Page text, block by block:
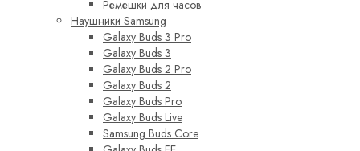
Ремешки для часов
Наушники Samsung
Galaxy Buds 3 Pro
Galaxy Buds 3
Galaxy Buds 2 Pro
Galaxy Buds 2
Galaxy Buds Pro
Galaxy Buds Live
Samsung Buds Core